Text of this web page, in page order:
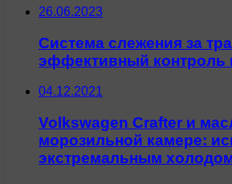
26.06.2023
Система слежения за
эффективный контроль
04.12.2021
Volkswagen Crafter и
морозильной камере:
экстремальным